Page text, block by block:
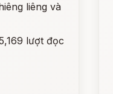
liêng và
lượt đọc